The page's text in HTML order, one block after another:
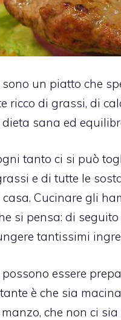
un piatto che
ricco di grassi, di
sana ed
tanto ci si può
e di tutte le
Cucinare gli
si pensa: di
tantissimi
essere
è che sia
che non ci